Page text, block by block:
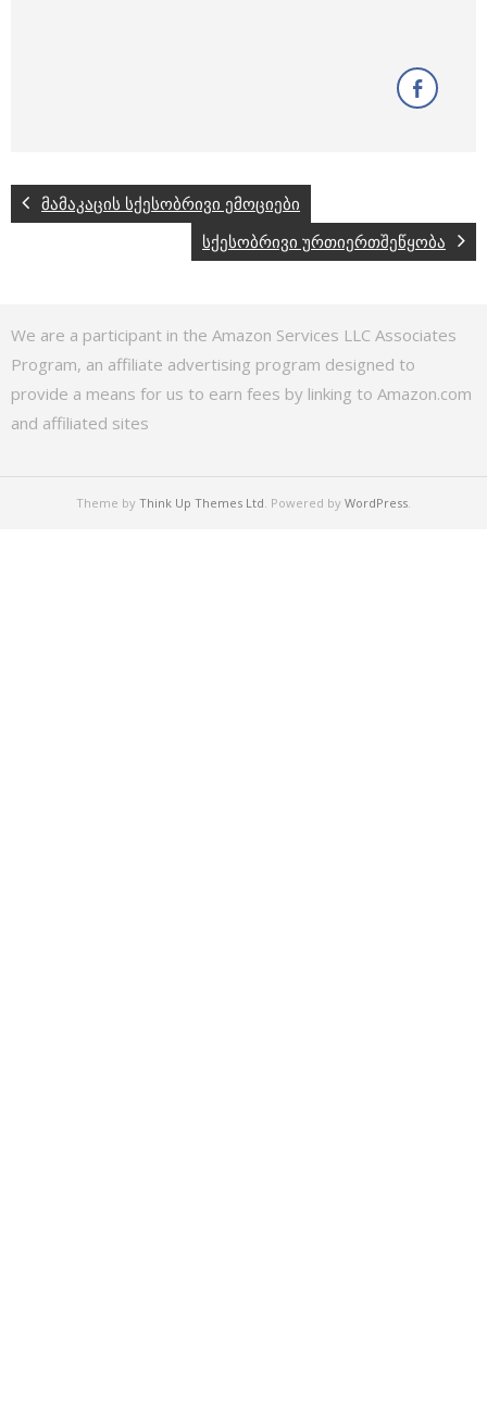
მამაკაცის სქესობრივი ემოციები
სქესობრივი ურთიერთშეწყობა
We are a participant in the Amazon Services LLC Associates
Program, an affiliate advertising program designed to
provide a means for us to earn fees by linking to Amazon.com
and affiliated sites
Theme by Think Up Themes Ltd . Powered by WordPress